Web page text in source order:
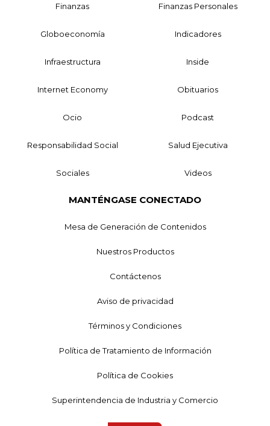
Finanzas Finanzas Personales
Globoeconomía Indicadores
Infraestructura Inside
Internet Economy Obituarios
Ocio Podcast
Responsabilidad Social Salud Ejecutiva
Sociales Videos
MANTÉNGASE CONECTADO
Mesa de Generación de Contenidos
Nuestros Productos
Contáctenos
Aviso de privacidad
Términos y Condiciones
Política de Tratamiento de Información
Política de Cookies
Superintendencia de Industria y Comercio